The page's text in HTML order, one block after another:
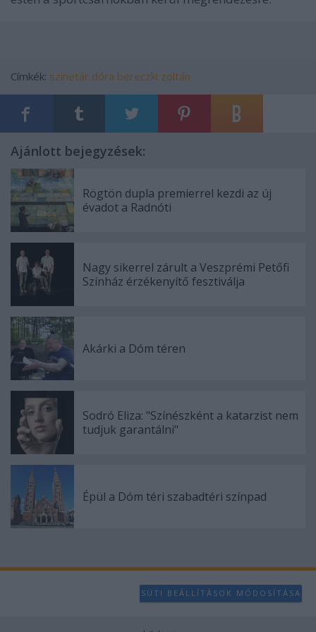
Címkék: szinetár dóra bereczki zoltán
Ajánlott bejegyzések:
Rögtön dupla premierrel kezdi az új
évadot a Radnóti
Nagy sikerrel zárult a Veszprémi Petőfi
Színház érzékenyítő fesztiválja
Akárki a Dóm téren
Sodró Eliza: "Színészként a katarzist nem
tudjuk garantálni"
Épül a Dóm téri szabadtéri színpad
SÜTI BEÁLLÍTÁSOK MÓDOSÍTÁSA